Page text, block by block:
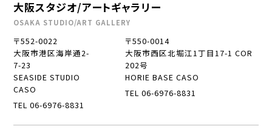
大阪スタジオ/アートギャラリー
OSAKA STUDIO/ART GALLERY
〒552-0022
大阪市港区海岸通2-
7-23
SEASIDE STUDIO
CASO
TEL 06-6976-8831
〒550-0014
大阪市西区北堀江1丁目17-1 COR
202号
HORIE BASE CASO
TEL 06-6976-8831